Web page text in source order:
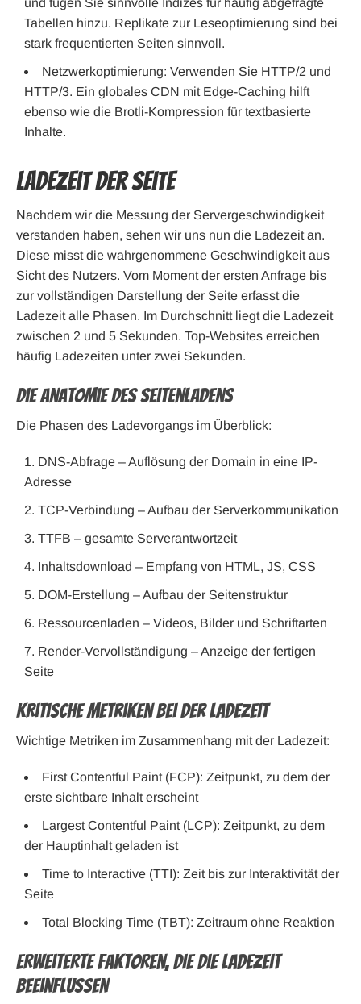
und fügen Sie sinnvolle Indizes für häufig abgefragte
Tabellen hinzu. Replikate zur Leseoptimierung sind bei
stark frequentierten Seiten sinnvoll.
Netzwerkoptimierung: Verwenden Sie HTTP/2 und
HTTP/3. Ein globales CDN mit Edge-Caching hilft
ebenso wie die Brotli-Kompression für textbasierte
Inhalte.
Ladezeit der Seite
Nachdem wir die Messung der Servergeschwindigkeit
verstanden haben, sehen wir uns nun die Ladezeit an.
Diese misst die wahrgenommene Geschwindigkeit aus
Sicht des Nutzers. Vom Moment der ersten Anfrage bis
zur vollständigen Darstellung der Seite erfasst die
Ladezeit alle Phasen. Im Durchschnitt liegt die Ladezeit
zwischen 2 und 5 Sekunden. Top-Websites erreichen
häufig Ladezeiten unter zwei Sekunden.
Die Anatomie des Seitenladens
Die Phasen des Ladevorgangs im Überblick:
DNS-Abfrage – Auflösung der Domain in eine IP-
Adresse
TCP-Verbindung – Aufbau der Serverkommunikation
TTFB – gesamte Serverantwortzeit
Inhaltsdownload – Empfang von HTML, JS, CSS
DOM-Erstellung – Aufbau der Seitenstruktur
Ressourcenladen – Videos, Bilder und Schriftarten
Render-Vervollständigung – Anzeige der fertigen
Seite
Kritische Metriken bei der Ladezeit
Wichtige Metriken im Zusammenhang mit der Ladezeit:
First Contentful Paint (FCP): Zeitpunkt, zu dem der
erste sichtbare Inhalt erscheint
Largest Contentful Paint (LCP): Zeitpunkt, zu dem
der Hauptinhalt geladen ist
Time to Interactive (TTI): Zeit bis zur Interaktivität der
Seite
Total Blocking Time (TBT): Zeitraum ohne Reaktion
Erweiterte Faktoren, die die Ladezeit
beeinflussen